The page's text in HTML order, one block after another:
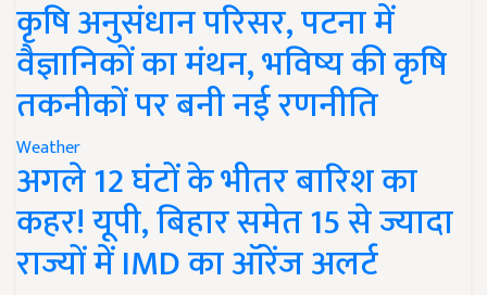
कृषि अनुसंधान परिसर, पटना में
वैज्ञानिकों का मंथन, भविष्य की कृषि
तकनीकों पर बनी नई रणनीति
Weather
अगले 12 घंटों के भीतर बारिश का
कहर! यूपी, बिहार समेत 15 से ज्यादा
राज्यों में IMD का ऑरेंज अलर्ट